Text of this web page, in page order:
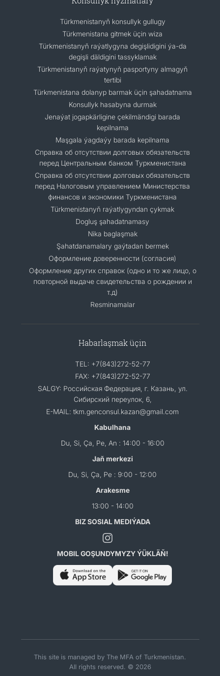
Türkmenistanyň konsullyk gullugy
Türkmenistana gitmek üçin wiza
Türkmenistanyň raýatlygyna degişlidigini ýa-da
degişli däldigini tassyklamak
Türkmenistanyň raýatynyň pasportyny almagyň
tertibi
Türkmenistana dolanyp barmak üçin şahadatnama
Konsullyk hasabyna durmak
Jenaýat jogapkärligine çekilmändigi barada
kepilnama
Maşgala ýagdaýy barada kepilnama
Cправка об отсутствии долговых обязательств
перед Центральным банком Туркменистана
Справка об отсутствии долговых обязательств
перед Налоговым управлением Министерства
финансов и экономики Туркменистана
Türkmenistanyň raýatlygyndan çykmak
Dogluş şahadatnamasy
Nika baglaşmak
Şahatdanamalary gaýtadan bermek
Оформление доверенности (согласия)
Оформление других справок (одно и то же лицо, о
повторной выдаче свидетельства о рождении и
т.д)
Resminamalar
Habarlaşmak üçin
TEL: +7(843)272-52-77
FAX: +7(843)272-52-77
SALGY: Российская Федерация, г. Казань, ул.
Сибирский переулок, 6,
E-MAIL: tkm.genconsul.kazan@gmail.com
Kabulhana
Du, Si, Ça, Pe, An : 14:00 - 16:00
Jaň merkezi
Du, Si, Ça, Pe : 9:00 - 12:00
Arakesme
13:00 - 14:00
BIZ SOSIAL MEDIÝADA
MOBIL GOŞUNDYMYZY ÝÜKLÄŇ!
This site is managed by The MFA of Turkmenistan.
All rights reserved. © 2026